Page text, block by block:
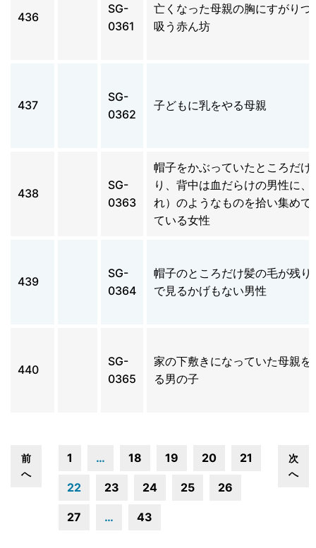
436
SG-
0361
亡くなった母親の胸にすがりつ
吸う赤ん坊
437
SG-
0362
子どもに乳をやる母親
438
SG-
0363
帽子をかぶっていたところだけ
り、背中は血だらけの男性に、
れ）のようなものを拾い集めて
ている女性
439
SG-
0364
帽子のところだけ髪の毛が残り
で見るかげもない男性
440
SG-
0365
家の下敷きになっていた母親を
る男の子
前
へ
1 … 18 19 20 21
22 23 24 25 26
27 … 43
次
へ